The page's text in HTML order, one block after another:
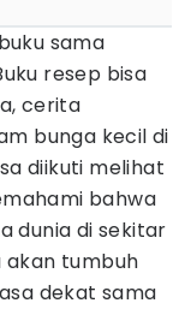
sama
resep bisa
cerita
bunga kecil di
diikuti melihat
bahwa
dunia di sekitar
akan tumbuh
dekat sama